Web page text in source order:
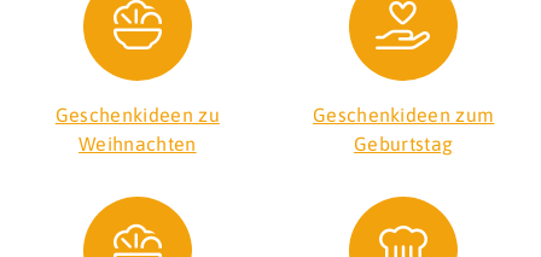
Geschenkideen zu
Weihnachten
Geschenkideen zum
Geburtstag